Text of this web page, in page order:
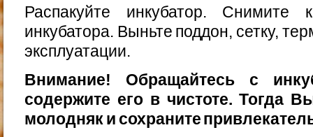
Распакуйте инкубатор.
инкубатора. Выньте поддон, сетку,
эксплуатации.
Внимание! Обращайтесь с
содержите его в чистоте. Тогда
молодняк и сохраните